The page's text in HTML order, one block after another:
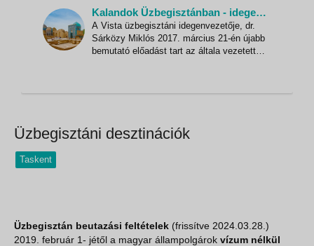
A dr. Sárközy Miklós, üzbegisztáni
idegenvezetőnk közreműködésével
megtartott rendezvényre nagyon sokan
voltak kíváncsiak mindkét alkalommal.
Kalandok Üzbegisztánban - idegenvezetőnkkel a Selyemút nyomán
A Vista üzbegisztáni idegenvezetője, dr.
Sárközy Miklós 2017. március 21-én újabb
bemutató előadást tart az általa vezetett
Üzbegisztáni desztinációk
Taskent
Üzbegisztán beutazási feltételek (frissítve 2024.03.28.)
2019. február 1- jétől a magyar állampolgárok vízum nélkül